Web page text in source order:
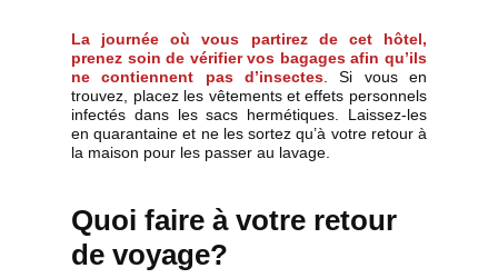
La journée où vous partirez de cet hôtel,
prenez soin de vérifier vos bagages afin qu’ils
ne contiennent pas d’insectes . Si vous en
trouvez, placez les vêtements et effets personnels
infectés dans les sacs hermétiques. Laissez-les
en quarantaine et ne les sortez qu’à votre retour à
la maison pour les passer au lavage.
Quoi faire à votre retour
de voyage?